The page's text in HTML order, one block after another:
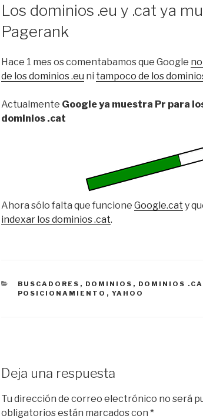
Los dominios .eu y .cat ya
Pagerank
Hace 1 mes os comentabamos que Google
de los dominios .eu ni tampoco de los
Actualmente Google ya muestra Pr para
dominios .cat
Ahora sólo falta que funcione Google.cat y
indexar los dominios .cat.
CATEGORÍAS
BUSCADORES , DOMINIOS , DOMINIOS
POSICIONAMIENTO , YAHOO
Deja una respuesta
Tu dirección de correo electrónico no será
obligatorios están marcados con *